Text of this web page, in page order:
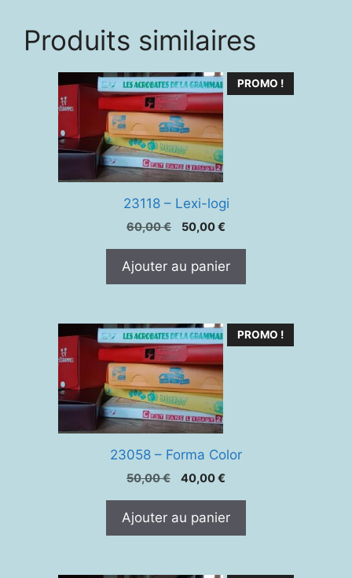
Produits similaires
PROMO !
23118 – Lexi-logi
60,00€
Le
était :
50,00€
est :
Ajouter au panier
PROMO !
23058 – Forma Color
50,00€
Le
était :
40,00€
est :
Ajouter au panier